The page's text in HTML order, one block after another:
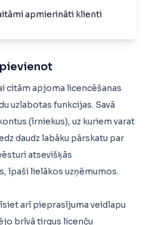
apmierināti klienti
citām apjoma licencēšanas
uzlabotas funkcijas. Savā
(īrniekus), uz kuriem varat
daudz labāku pārskatu par
atsevišķās
īpaši lielākos uzņēmumos.
arī pieprasījuma veidlapu
brīvā tirgus licenču